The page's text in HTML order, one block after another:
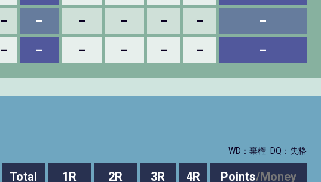
– – – – – – –
– – – – – – –
WD：棄権 DQ：失格
Total 1R 2R 3R 4R Points/Money